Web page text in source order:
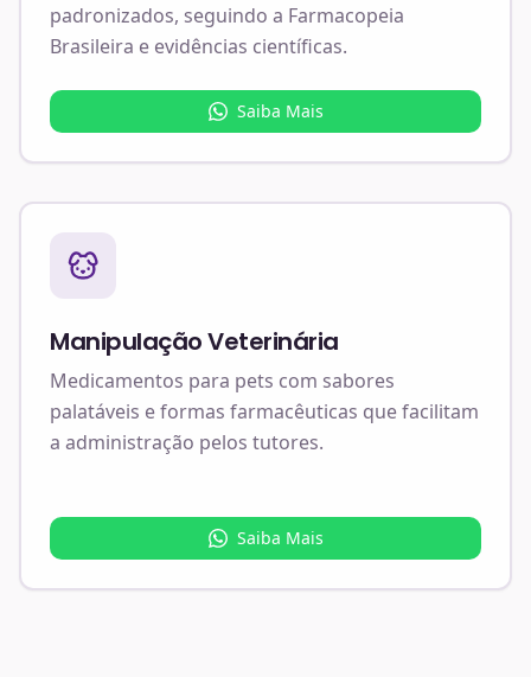
padronizados, seguindo a Farmacopeia
Brasileira e evidências científicas.
Saiba Mais
Manipulação Veterinária
Medicamentos para pets com sabores
palatáveis e formas farmacêuticas que facilitam
a administração pelos tutores.
Saiba Mais